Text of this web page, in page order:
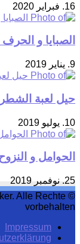
16. فبراير 2020
الصبايا و
9. يناير 2019
حيل لعبة
10. يوليو 2019
الحوامل و
25. نوفمبر 2019
Alle Rechte
vorbehalten
Impressum